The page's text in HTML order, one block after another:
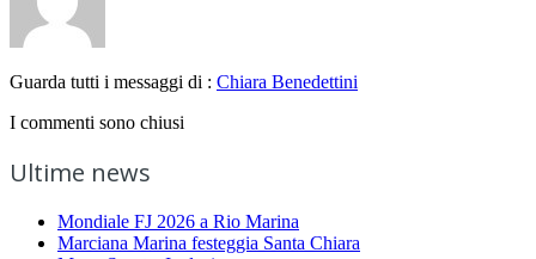
Guarda tutti i messaggi di : Chiara Benedettini
I commenti sono chiusi
Ultime news
Mondiale FJ 2026 a Rio Marina
Marciana Marina festeggia Santa Chiara